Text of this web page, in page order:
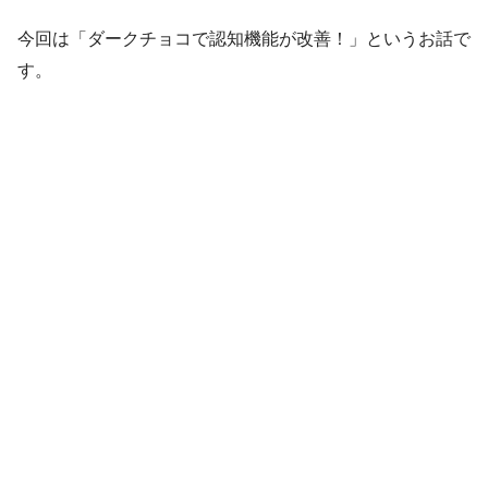
今回は「ダークチョコで認知機能が改善！」というお話で
す。